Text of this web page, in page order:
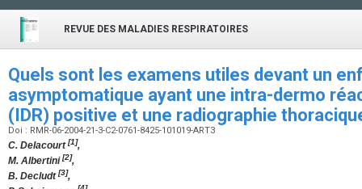
REVUE DES MALADIES RESPIRATOIRES
Quels sont les examens utiles devant un
asymptomatique ayant une intra-dermo
(IDR) positive et une radiographie
Doi : RMR-06-2004-21-3-C2-0761-8425-101019-ART3
C. Delacourt[1],
M. Albertini[2],
B. Decludt[3],